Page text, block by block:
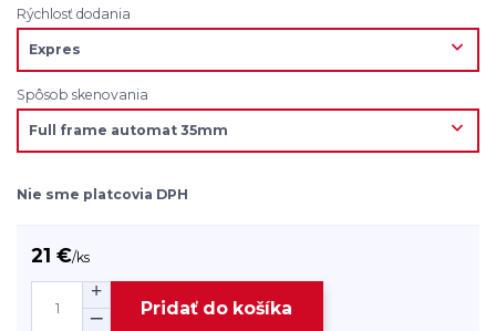
Rýchlosť dodania
Spôsob skenovania
Nie sme platcovia DPH
21 €/ks
Pridať do košíka